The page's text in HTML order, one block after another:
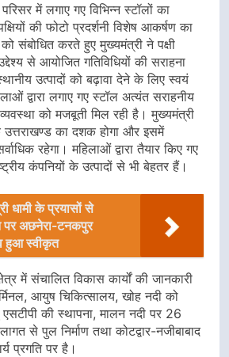
में लगाए गए विभिन्न स्टॉलों का
की फोटो प्रदर्शनी विशेष आकर्षण का
संबोधित करते हुए मुख्यमंत्री ने पक्षी
से आयोजित गतिविधियों की सराहना
उत्पादों को बढ़ावा देने के लिए स्वयं
द्वारा लगाए गए स्टॉल अत्यंत सराहनीय
को मजबूती मिल रही है। मुख्यमंत्री
का दशक होगा और इसमें
रहेगा। महिलाओं द्वारा तैयार किए गए
कंपनियों के उत्पादों से भी बेहतर हैं।
धामी के प्रयासों से
अछनेरा-टनकपुर
हुआ स्वीकृत
में संचालित विकास कार्यों की जानकारी
आयुष चिकित्सालय, खोह नदी को
की स्थापना, मालन नदी पर 26
से पुल निर्माण तथा कोटद्वार-नजीबाबाद
प्रगति पर है।